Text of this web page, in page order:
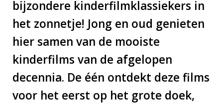
bijzondere kinderfilmklassiekers in
het zonnetje! Jong en oud genieten
hier samen van de mooiste
kinderfilms van de afgelopen
decennia. De één ontdekt deze films
voor het eerst op het grote doek,